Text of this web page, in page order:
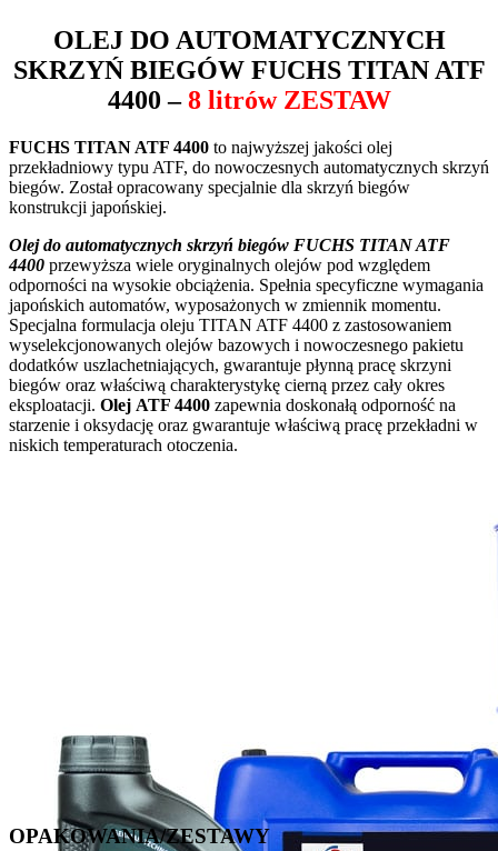
OLEJ DO AUTOMATYCZNYCH
SKRZYŃ BIEGÓW FUCHS TITAN ATF
4400–8 litrów ZESTAW
FUCHS TITAN ATF 4400 to najwyższej jakości olej
przekładniowy typu ATF, do nowoczesnych automatycznych skrzyń
biegów. Został opracowany specjalnie dla skrzyń biegów
konstrukcji japońskiej.
Olej do automatycznych skrzyń biegów FUCHS TITAN ATF
4400 przewyższa wiele oryginalnych olejów pod względem
odporności na wysokie obciążenia. Spełnia specyficzne wymagania
japońskich automatów, wyposażonych w zmiennik momentu.
Specjalna formulacja oleju TITAN ATF 4400 z zastosowaniem
wyselekcjonowanych olejów bazowych i nowoczesnego pakietu
dodatków uszlachetniających, gwarantuje płynną pracę skrzyni
biegów oraz właściwą charakterystykę cierną przez cały okres
eksploatacji. Olej ATF 4400 zapewnia doskonałą odporność na
starzenie i oksydację oraz gwarantuje właściwą pracę przekładni w
niskich temperaturach otoczenia.
OPAKOWANIA/ZESTAWY